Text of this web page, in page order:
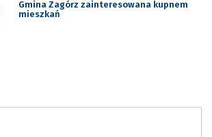
Gmina Zagórz zainteresowana kupnem
mieszkań